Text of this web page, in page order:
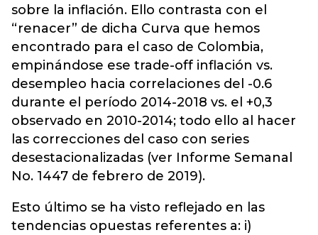
sobre la inflación. Ello contrasta con el
“renacer” de dicha Curva que hemos
encontrado para el caso de Colombia,
empinándose ese trade-off inflación vs.
desempleo hacia correlaciones del -0.6
durante el período 2014-2018 vs. el +0,3
observado en 2010-2014; todo ello al hacer
las correcciones del caso con series
desestacionalizadas (ver Informe Semanal
No. 1447 de febrero de 2019).
Esto último se ha visto reflejado en las
tendencias opuestas referentes a: i)